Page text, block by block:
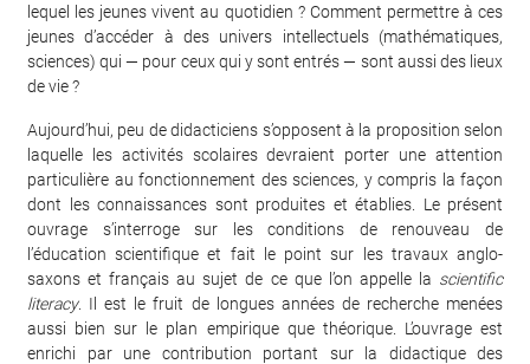
lequel les jeunes vivent au quotidien ? Comment permettre à ces
jeunes d’accéder à des univers intellectuels (mathématiques,
sciences) qui — pour ceux qui y sont entrés — sont aussi des lieux
de vie ?
Aujourd’hui, peu de didacticiens s’opposent à la proposition selon
laquelle les activités scolaires devraient porter une attention
particulière au fonctionnement des sciences, y compris la façon
dont les connaissances sont produites et établies. Le présent
ouvrage s’interroge sur les conditions de renouveau de
l’éducation scientifique et fait le point sur les travaux anglo-
saxons et français au sujet de ce que l’on appelle la scientific
literacy. Il est le fruit de longues années de recherche menées
aussi bien sur le plan empirique que théorique. L’ouvrage est
enrichi par une contribution portant sur la didactique des